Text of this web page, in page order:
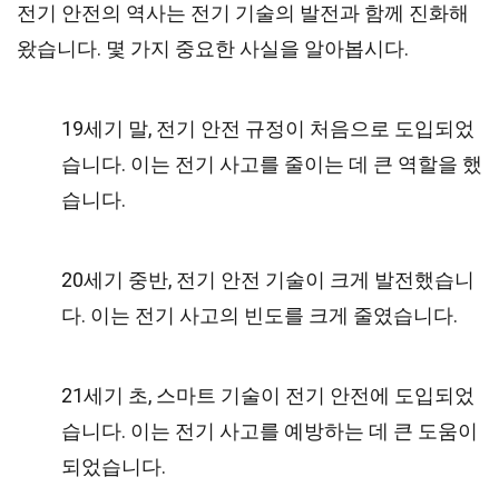
전기 안전의 역사는 전기 기술의 발전과 함께 진화해
왔습니다. 몇 가지 중요한 사실을 알아봅시다.
19세기 말, 전기 안전 규정이 처음으로 도입되었
습니다. 이는 전기 사고를 줄이는 데 큰 역할을 했
습니다.
20세기 중반, 전기 안전 기술이 크게 발전했습니
다. 이는 전기 사고의 빈도를 크게 줄였습니다.
21세기 초, 스마트 기술이 전기 안전에 도입되었
습니다. 이는 전기 사고를 예방하는 데 큰 도움이
되었습니다.